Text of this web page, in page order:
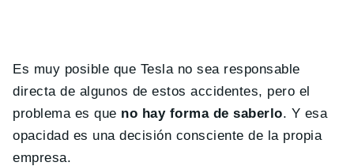
Es muy posible que Tesla no sea responsable
directa de algunos de estos accidentes, pero el
problema es que no hay forma de saberlo. Y esa
opacidad es una decisión consciente de la propia
empresa.